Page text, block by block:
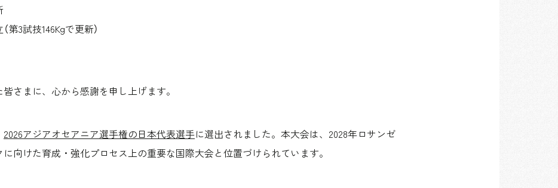
第3試技146Kgで更新）
さまに、心から感謝を申し上げます。
2026アジアオセアニア選手権の日本代表選手に選出されました。本大会は、2028年ロサンゼ
向けた育成・強化プロセス上の重要な国際大会と位置づけられています。